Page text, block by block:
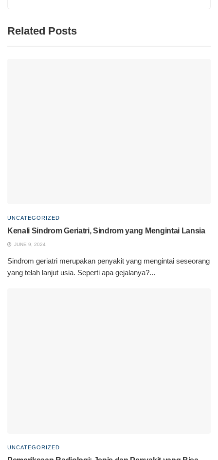
Related Posts
UNCATEGORIZED
Kenali Sindrom Geriatri, Sindrom yang Mengintai Lansia
JUNE 9, 2024
Sindrom geriatri merupakan penyakit yang mengintai seseorang
yang telah lanjut usia. Seperti apa gejalanya?...
UNCATEGORIZED